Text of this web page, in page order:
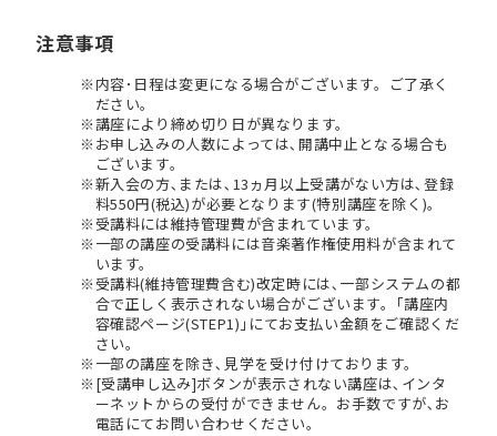
注意事項
内容･日程は変更になる場合がございます。ご了承く
ださい。
講座により締め切り日が異なります。
お申し込みの人数によっては､開講中止となる場合も
ございます。
新入会の方､または､13ヵ月以上受講がない方は､登録
料550円(税込)が必要となります(特別講座を除く)。
受講料には維持管理費が含まれています。
一部の講座の受講料には音楽著作権使用料が含まれて
います。
受講料(維持管理費含む)改定時には､一部システムの都
合で正しく表示されない場合がございます。｢講座内
容確認ページ(STEP1)｣にてお支払い金額をご確認くだ
さい。
一部の講座を除き､見学を受け付けております。
[受講申し込み]ボタンが表示されない講座は､インタ
ーネットからの受付ができません。お手数ですが､お
電話にてお問い合わせください。